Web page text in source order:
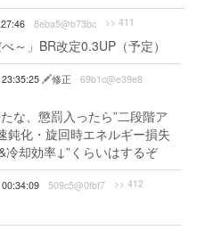
8eba5@b73bc >> 411
～」BR改定0.3UP（予定）
23:35:25 修正 69b1c@e39e8
な、懲罰入ったら”二段階ア
鈍化・旋回時エネルギー損失
却効率↓”くらいはするぞ
509c5@0fbf7 >> 412